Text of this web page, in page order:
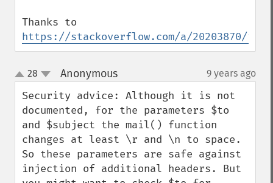
https://stackoverflow.com/a/20203870/
up
down
28 Anonymous¶ 9 years ago
Security advice: Although it is not
documented, for the parameters $to
and $subject the mail() function
changes at least \r and \n to space.
So these parameters are safe against
injection of additional headers. But